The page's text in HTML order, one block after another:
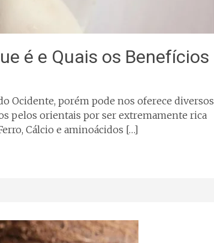
é e Quais os Benefícios
Ocidente, porém pode nos oferece diversos
pelos orientais por ser extremamente rica
Cálcio e aminoácidos […]